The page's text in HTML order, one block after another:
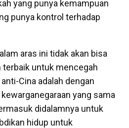
yang punya kemampuan
punya kontrol terhadap
aras ini tidak akan bisa
terbaik untuk mencegah
Cina adalah dengan
yang sama
didalamnya untuk
hidup untuk